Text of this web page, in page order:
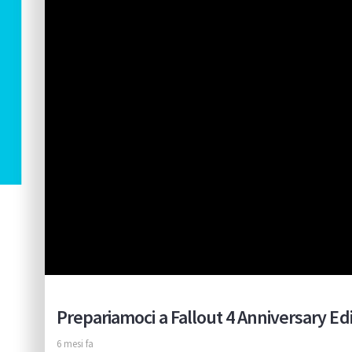
Prepariamoci a Fallout 4 Anniversary
6 mesi fa